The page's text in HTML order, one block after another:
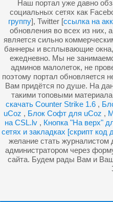
Наш портал уже давно
социальных сетях как
группу], Twitter [ссылка на
обновления во всех из них,
является сильно
баннеры и всплывающие
ежедневно. Мы не
админов малолеток, не
поэтому портал обновляется
Вам придётся по душе. На
такими топовыми
скачать Counter Strike 1.6 ,
uCoz , Блок Софт для uCoz ,
на CSL.lv , Кнопка "На верх"
сетях и закладках [скрипт код
желание стать журналистом
администратором через
сайта. Будем рады Вам и